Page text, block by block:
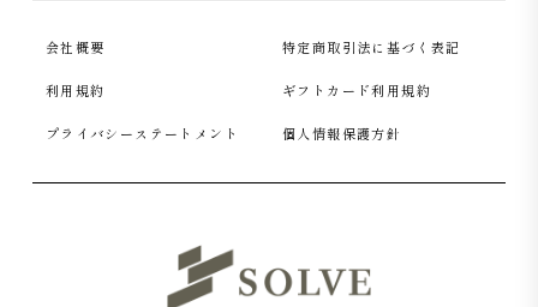
会社概要 特定商取引法に基づく表記
利用規約 ギフトカード利用規約
プライバシーステートメント 個人情報保護方針